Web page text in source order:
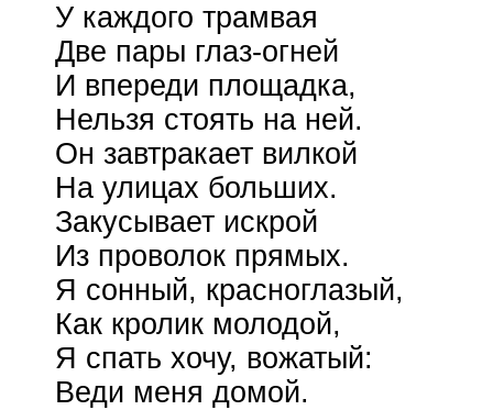
У каждого трамвая
Две пары глаз-огней
И впереди площадка,
Нельзя стоять на ней.
Он завтракает вилкой
На улицах больших.
Закусывает искрой
Из проволок прямых.
Я сонный, красноглазый,
Как кролик молодой,
Я спать хочу, вожатый:
Веди меня домой.